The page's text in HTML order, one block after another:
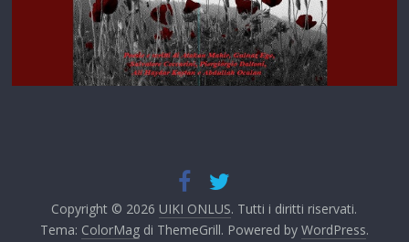
Copyright © 2026 UIKI ONLUS. Tutti i diritti riservati.
Tema: ColorMagdi ThemeGrill. Powered by WordPress.